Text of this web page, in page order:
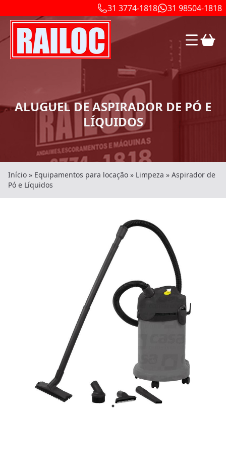
31 3774-1818 31 98504-1818
ALUGUEL DE ASPIRADOR DE PÓ E
LÍQUIDOS
Início » Equipamentos para locação » Limpeza » Aspirador de
Pó e Líquidos